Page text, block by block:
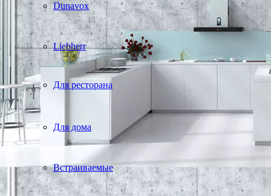
Dunavox
Liebherr
Для ресторана
Для дома
Встраиваемые